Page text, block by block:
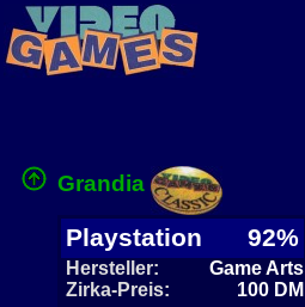
Grandia
Playstation 92%
Hersteller:
Game Arts
Zirka-Preis:
100 DM